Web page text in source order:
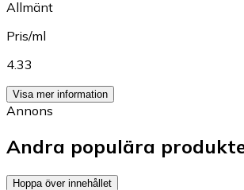
Allmänt
Pris/ml
4.33
Visa mer information
Annons
Andra populära
Hoppa över innehållet